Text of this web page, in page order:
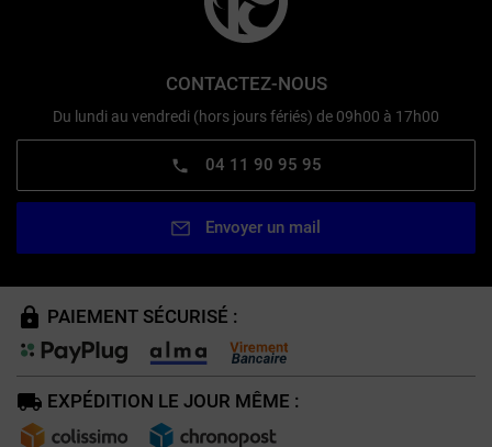
CONTACTEZ-NOUS
Du lundi au vendredi (hors jours fériés) de 09h00 à 17h00
04 11 90 95 95
Envoyer un mail
PAIEMENT SÉCURISÉ :
EXPÉDITION LE JOUR MÊME :